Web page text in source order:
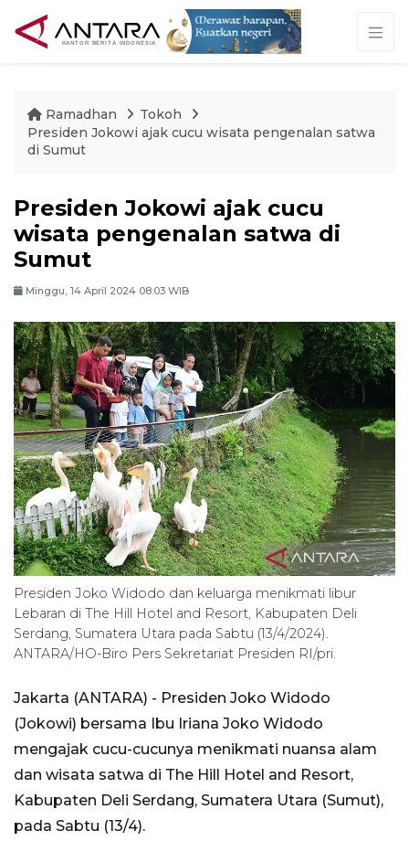
Ramadhan
Tokoh
Presiden Jokowi ajak cucu wisata pengenalan satwa
di Sumut
Presiden Jokowi ajak cucu
wisata pengenalan satwa di
Sumut
Minggu, 14 April 2024 08:03 WIB
Presiden Joko Widodo dan keluarga menikmati libur
Lebaran di The Hill Hotel and Resort, Kabupaten Deli
Serdang, Sumatera Utara pada Sabtu (13/4/2024).
ANTARA/HO-Biro Pers Sekretariat Presiden RI/pri.
Jakarta (ANTARA) - Presiden Joko Widodo
(Jokowi) bersama Ibu Iriana Joko Widodo
mengajak cucu-cucunya menikmati nuansa alam
dan wisata satwa di The Hill Hotel and Resort,
Kabupaten Deli Serdang, Sumatera Utara (Sumut),
pada Sabtu (13/4).